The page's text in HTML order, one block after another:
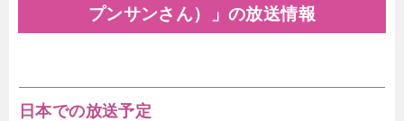
プンサンさん）」の放送情報
日本での放送予定